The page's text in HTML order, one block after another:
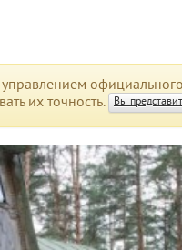
их точность. Вы